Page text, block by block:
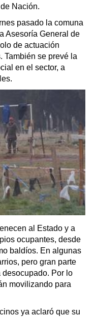
Nación.
pasado la comuna
Asesoría General de
de actuación
También se prevé la
en el sector, a
al Estado y a
ocupantes, desde
baldíos. En algunas
pero gran parte
desocupado. Por lo
movilizando para
ya aclaró que su